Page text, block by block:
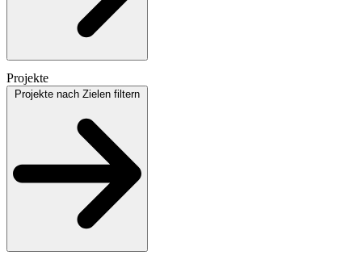
Projekte
Projekte nach Zielen filtern